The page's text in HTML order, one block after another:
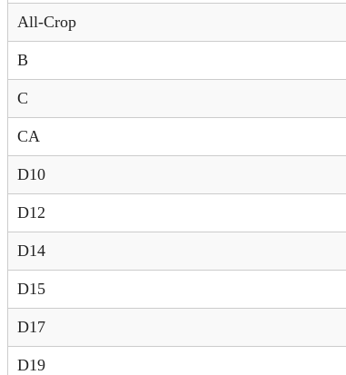
All-Crop
B
C
CA
D10
D12
D14
D15
D17
D19